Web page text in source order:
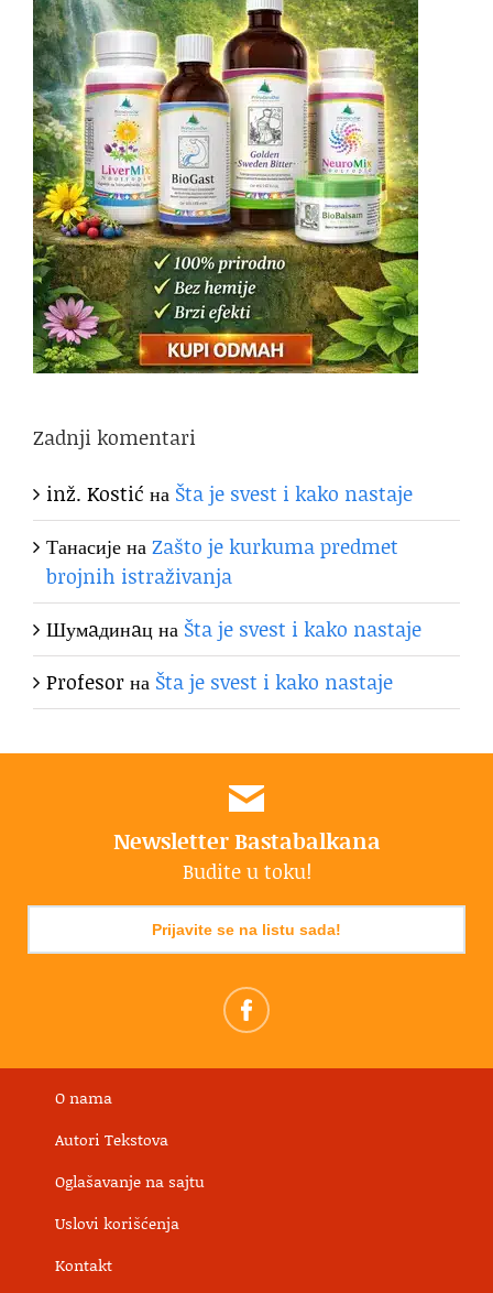
Zadnji komentari
inž. Kostić на Šta je svest i kako nastaje
ТанасијенаZašto je kurkuma predmet
brojnih istraživanja
Шумaдинaцна Šta je svest i kako nastaje
Profesorна Šta je svest i kako nastaje
Newsletter Bastabalkana
Budite u toku!
Prijavite se na listu sada!
O nama
Autori Tekstova
Oglašavanje na sajtu
Uslovi korišćenja
Kontakt